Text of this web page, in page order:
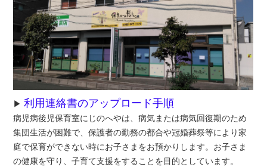
▶利用連絡書のアップロード手順
病児病後児保育室にじのへやは、病気または病気回復期のため
集団生活が困難で、保護者の勤務の都合や冠婚葬祭等により家
庭で保育ができない時にお子さまをお預かりします。お子さま
の健康を守り、子育て支援をすることを目的としています。